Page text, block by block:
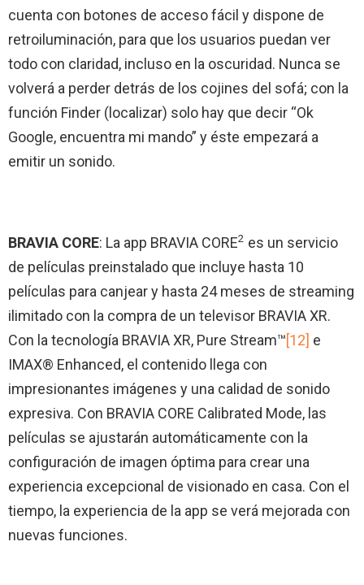
cuenta con botones de acceso fácil y dispone de
retroiluminación, para que los usuarios puedan ver
todo con claridad, incluso en la oscuridad. Nunca se
volverá a perder detrás de los cojines del sofá; con la
función Finder (localizar) solo hay que decir “Ok
Google, encuentra mi mando” y éste empezará a
emitir un sonido.
BRAVIA CORE: La app BRAVIA CORE2 es un servicio
de películas preinstalado que incluye hasta 10
películas para canjear y hasta 24 meses de streaming
ilimitado con la compra de un televisor BRAVIA XR.
Con la tecnología BRAVIA XR, Pure Stream™[12] e
IMAX® Enhanced, el contenido llega con
impresionantes imágenes y una calidad de sonido
expresiva. Con BRAVIA CORE Calibrated Mode, las
películas se ajustarán automáticamente con la
configuración de imagen óptima para crear una
experiencia excepcional de visionado en casa. Con el
tiempo, la experiencia de la app se verá mejorada con
nuevas funciones.